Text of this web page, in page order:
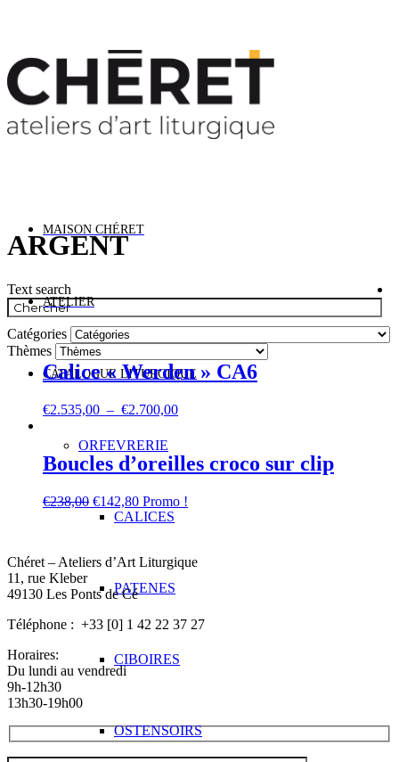
MAISON CHÉRET
ATELIER
CATALOGUE LITURGIQUE
ORFEVRERIE
CALICES
PATENES
CIBOIRES
OSTENSOIRS
ARGENT
Text search
Catégories
Thèmes
Calice « Werden » CA6
€2.535,00 – €2.700,00Plage
€2.535,00
à
Boucles d’oreilles croco sur clip
€238,00 Le
prix
€238,00.
€142,80Le
prix
€142,80.
Promo !
Chéret – Ateliers d’Art Liturgique
11, rue Kleber
49130 Les Ponts de Cé
Téléphone : +33 [0] 1 42 22 37 27
Horaires:
Du lundi au vendredi
9h-12h30
13h30-19h00